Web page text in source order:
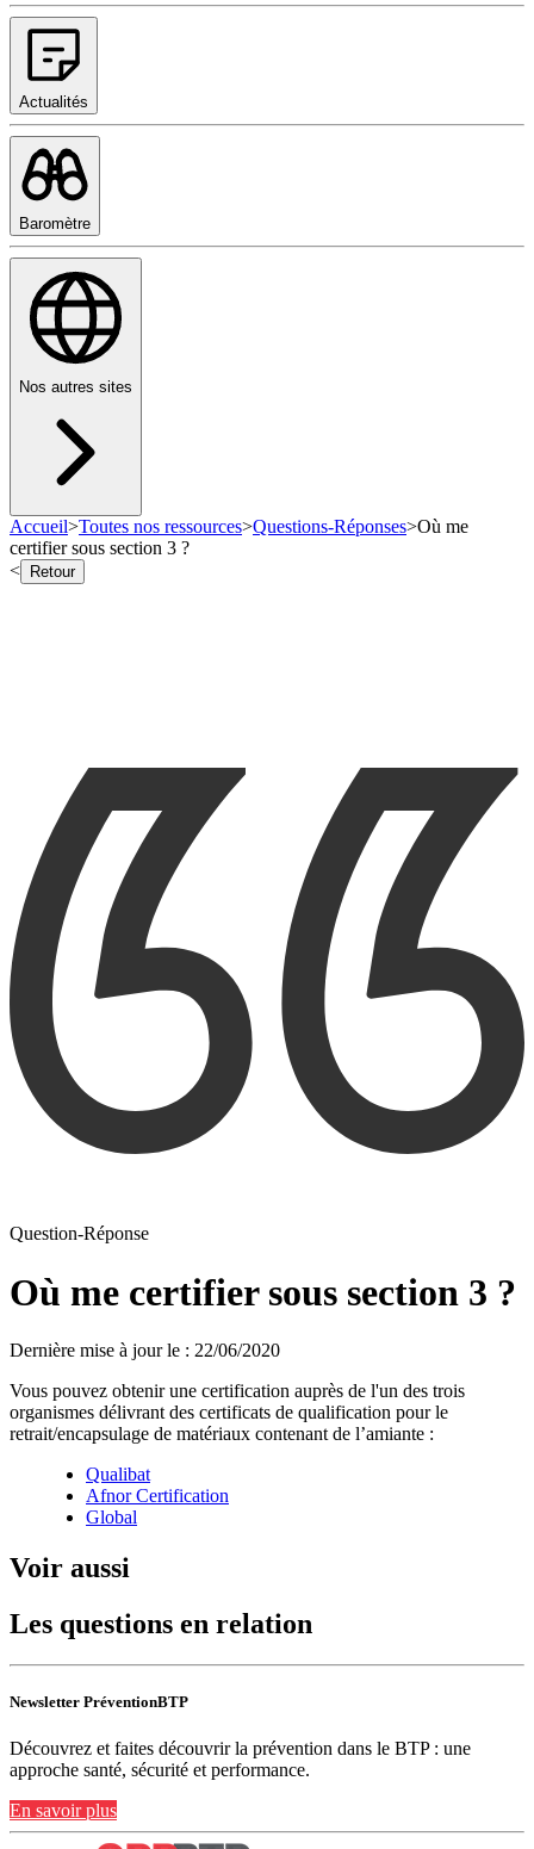
Actualités
Baromètre
Nos autres sites
Accueil>Toutes nos ressources>Questions-Réponses>Où me
certifier sous section 3 ?
<
Retour
Question-Réponse
Où me certifier sous section 3 ?
Dernière mise à jour le : 22/06/2020
Vous pouvez obtenir une certification auprès de l'un des trois
organismes délivrant des certificats de qualification pour le
retrait/encapsulage de matériaux contenant de l’amiante :
Qualibat
Afnor Certification
Global
Voir aussi
Les questions en relation
Newsletter PréventionBTP
Découvrez et faites découvrir la prévention dans le BTP : une
approche santé, sécurité et performance.
En savoir plus